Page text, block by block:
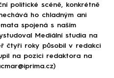
politické scéně, konkrétně
ho chladným ani
spojená s naším
Mediální studia na
čtyři roky působil v redakci
na pozici redaktora na